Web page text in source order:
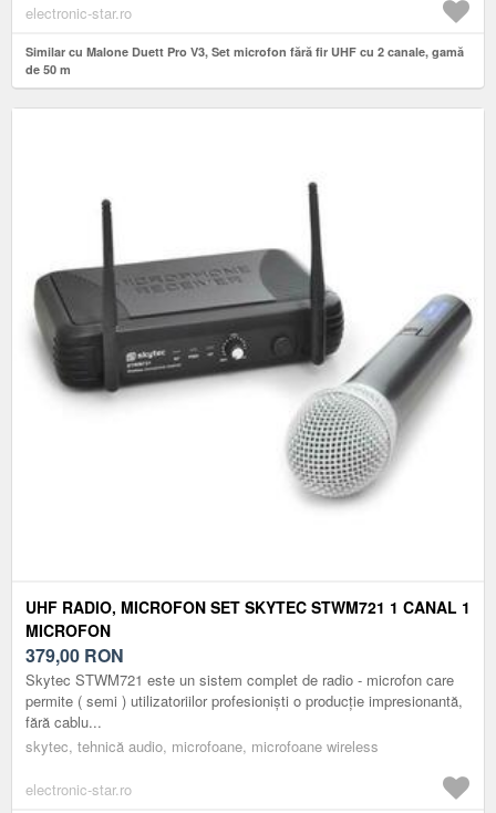
electronic-star.ro
Similar cu Malone Duett Pro V3, Set microfon fără fir UHF cu 2 canale, gamă
de 50 m
UHF RADIO, MICROFON SET SKYTEC STWM721 1 CANAL 1
MICROFON
379,00 RON
Skytec STWM721 este un sistem complet de radio - microfon care
permite ( semi ) utilizatoriilor profesioniști o producție impresionantă,
fără cablu...
skytec, tehnică audio, microfoane, microfoane wireless
electronic-star.ro